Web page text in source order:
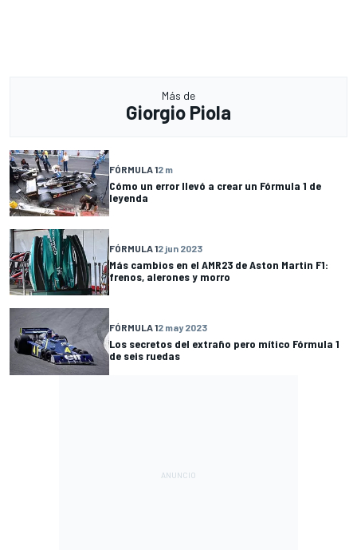
Más de
Giorgio Piola
FÓRMULA 12 m
Cómo un error llevó a crear un Fórmula 1 de
leyenda
FÓRMULA 12 jun 2023
Más cambios en el AMR23 de Aston Martin F1:
frenos, alerones y morro
FÓRMULA 12 may 2023
Los secretos del extraño pero mítico Fórmula 1
de seis ruedas